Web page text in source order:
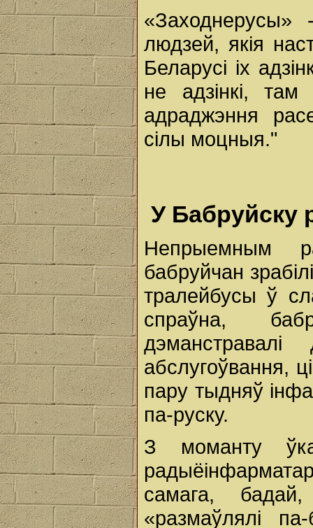
«Заходнерусы»
людзей, якія
Беларусі іх
не адзінкі,
адраджэння
сілы моцныя."
У Бабруйску
Непрыемным
бабруйчан
тралейбусы ў
спраўна,
абслугоўвання,
пару тыдняў
па-руску.
З моманту
самага, бадай,
«размаўлялі